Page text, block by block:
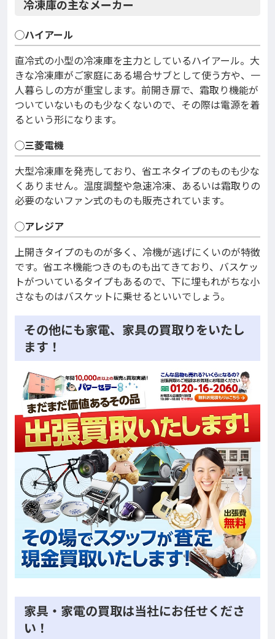
冷凍庫の主なメーカー
◯ハイアール
直冷式の小型の冷凍庫を主力としているハイアール。大
きな冷凍庫がご家庭にある場合サブとして使う方や、一
人暮らしの方が重宝します。前開き扉で、霜取り機能が
ついていないものも少なくないので、その際は電源を着
るという形になります。
◯三菱電機
大型冷凍庫を発売しており、省エネタイプのものも少な
くありません。温度調整や急速冷凍、あるいは霜取りの
必要のないファン式のものも販売されています。
◯アレジア
上開きタイプのものが多く、冷機が逃げにくいのが特徴
です。省エネ機能つきのものも出てきており、バスケッ
トがついているタイプもあるので、下に埋もれがちな小
さなものはバスケットに乗せるといいでしょう。
その他にも家電、家具の買取りをいたし
ます！
家具・家電の買取は当社にお任せくださ
い！